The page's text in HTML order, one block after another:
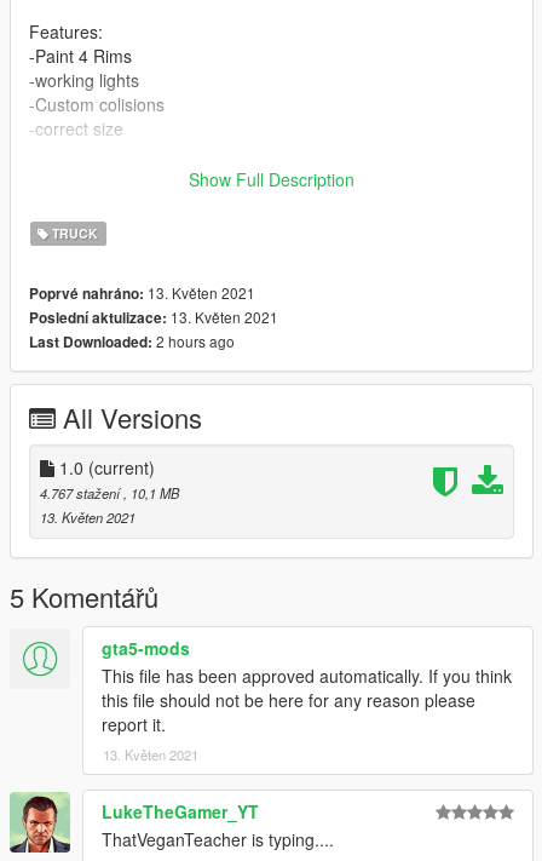
Features:
-Paint 4 Rims
-working lights
-Custom colisions
-correct size
*The trailer is specially designed for my trucks, it may not pull
well with others
Enjoy it!
Show Full Description
TRUCK
Poprvé nahráno: 13. Květen 2021
Poslední aktulizace: 13. Květen 2021
Last Downloaded: 2 hours ago
All Versions
1.0 (current)
4.767 stažení , 10,1 MB
13. Květen 2021
5 Komentářů
gta5-mods
This file has been approved automatically. If you think
this file should not be here for any reason please
report it.
13. Květen 2021
LukeTheGamer_YT
ThatVeganTeacher is typing....